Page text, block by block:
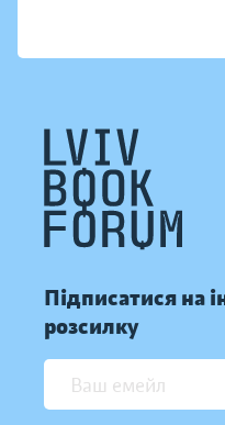
Підписатися на
розсилку